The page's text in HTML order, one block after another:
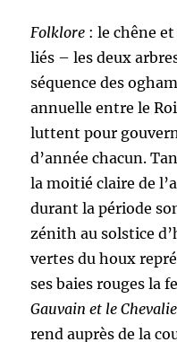
Folklore : le chêne
liés – les deux
séquence des
annuelle entre le
luttent pour
d’année chacun.
la moitié claire de
durant la période
zénith au solstice
vertes du houx
ses baies rouges la
Gauvain et le
rend auprès de la